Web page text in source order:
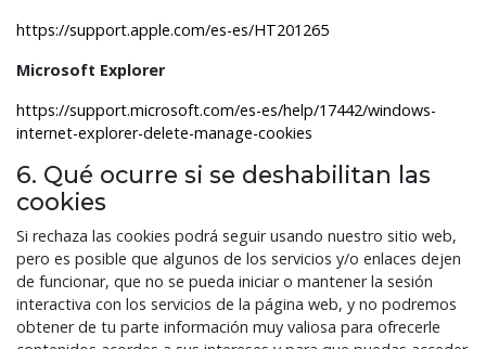
https://support.apple.com/es-es/HT201265
Microsoft Explorer
https://support.microsoft.com/es-es/help/17442/windows-
internet-explorer-delete-manage-cookies
6. Qué ocurre si se deshabilitan las
cookies
Si rechaza las cookies podrá seguir usando nuestro sitio web,
pero es posible que algunos de los servicios y/o enlaces dejen
de funcionar, que no se pueda iniciar o mantener la sesión
interactiva con los servicios de la página web, y no podremos
obtener de tu parte información muy valiosa para ofrecerle